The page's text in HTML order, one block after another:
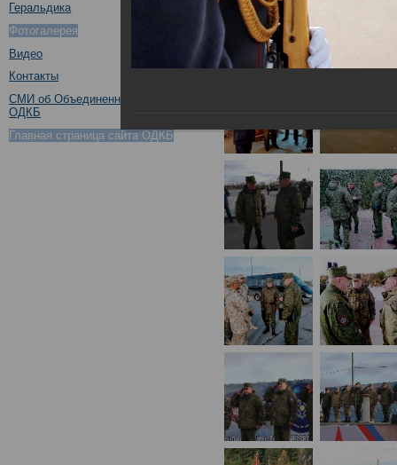
Геральдика
Фотогалерея
Видео
Контакты
СМИ об Объединенном штабе
ОДКБ
Главная страница сайта ОДКБ